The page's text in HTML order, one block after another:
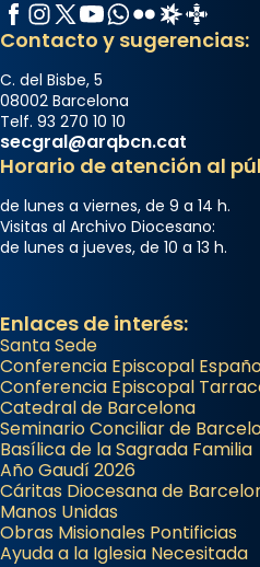
Facebook
Instagram
X / Twitter
YouTube
WhatsApp
FlickrRadio Estel
Contacto y sugerencias:
C. del Bisbe, 5
08002 Barcelona
Telf. 93 270 10 10
secgral@arqbcn.cat
Horario de atención al
de lunes a viernes, de 9 a 14 h.
Visitas al Archivo Diocesano:
de lunes a jueves, de 10 a 13 h.
Enlaces de interés:
Santa Sede
Conferencia Episcopal
Conferencia Episcopal
Catedral de Barcelona
Seminario Conciliar de
Basílica de la Sagrada Familia
Año Gaudí 2026
Cáritas Diocesana de
Manos Unidas
Obras Misionales Pontificias
Ayuda a la Iglesia Necesitada